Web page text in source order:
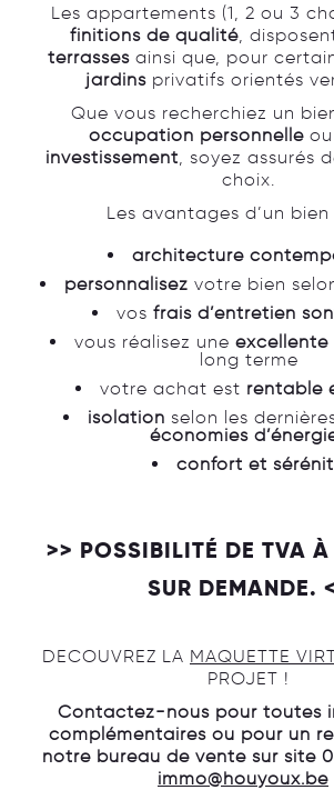
Les appartements (1, 2 ou 3
finitions de qualité,
terrassesainsi que, pour
jardins privatifs orientés
Que vous recherchiez un
occupation personnelle
investissement , soyez assurés
choix.
Les avantages d’un bien
architecture
personnalisez votre bien
vos frais d’entretien
vous réalisez une
long terme
votre achat est rentable
isolation selon les
économies
confort et
>> POSSIBILITÉ DE TVA
SUR DEMANDE.
DECOUVREZ LA MAQUETTE
PROJET !
Contactez-nous pour toutes
complémentaires ou pour un
notre bureau de vente sur site
immo@houyoux.be